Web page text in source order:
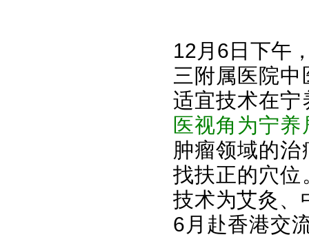
12月6日下午
三附属医院
适宜技术在宁
医视角为宁
肿瘤领域的
找扶正的穴位
技术为艾灸、
6月赴香港交